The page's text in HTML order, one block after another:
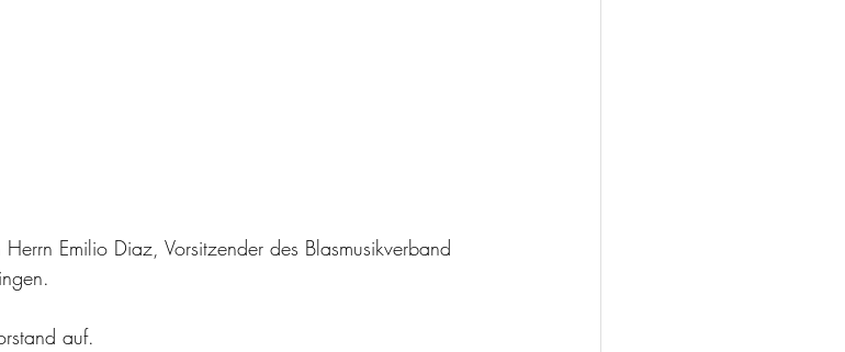
Emilio Diaz, Vorsitzender des Blasmusikverband
auf.